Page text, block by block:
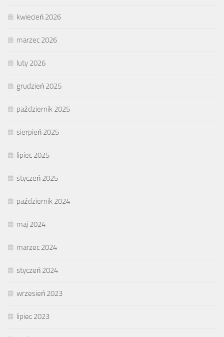
kwiecień 2026
marzec 2026
luty 2026
grudzień 2025
październik 2025
sierpień 2025
lipiec 2025
styczeń 2025
październik 2024
maj 2024
marzec 2024
styczeń 2024
wrzesień 2023
lipiec 2023